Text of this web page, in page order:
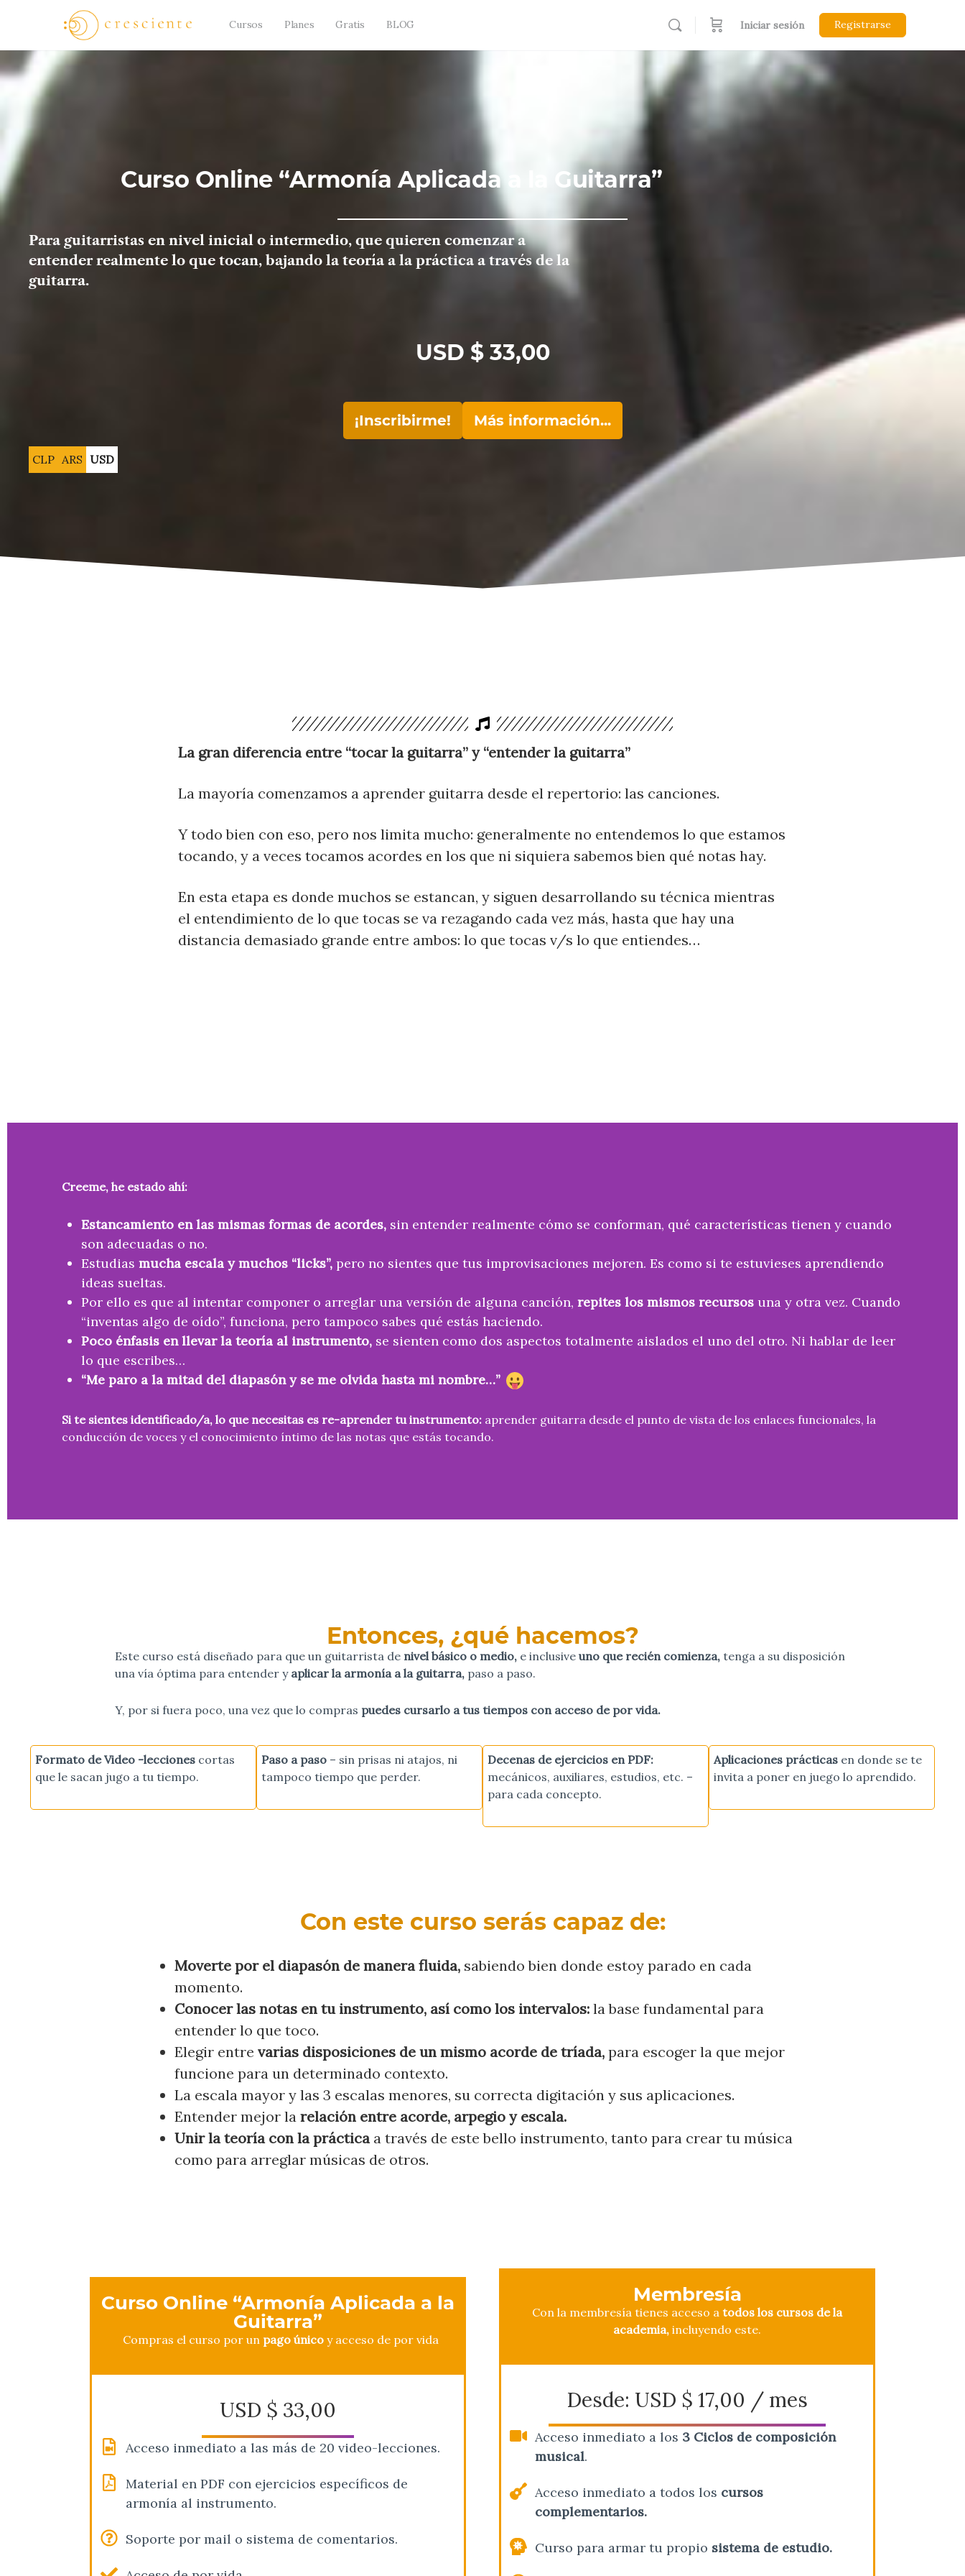
Cursos Planes Gratis BLOG Iniciar sesión Registrarse
Curso Online “Armonía Aplicada a la Guitarra”
Para guitarristas ennivel inicial o intermedio,que quieren comenzar a
entender realmente lo que tocan,bajando la teoría a la práctica a través de la
guitarra.
USD $33,00
¡Inscribirme! Más información...
CLP ARS USD
La gran diferencia entre “tocar la guitarra” y “entender la guitarra”
La mayoría comenzamos a aprender guitarra desde el repertorio: las canciones.
Y todo bien con eso, pero nos limita mucho: generalmente no entendemos lo que estamos
tocando, y a veces tocamos acordes en los que ni siquiera sabemos bien qué notas hay.
En esta etapa es donde muchos se estancan, y siguen desarrollando su técnica mientras
el entendimiento de lo que tocas se va rezagando cada vez más, hasta que hay una
distancia demasiado grande entre ambos: lo que tocas v/s lo que entiendes…
Creeme, he estado ahí:
Estancamiento en las mismas formas de acordes, sin entender realmente cómo se conforman, qué características tienen y cuando
son adecuadas o no.
Estudiasmucha escala y muchos “licks”, pero no sientes que tus improvisaciones mejoren. Es como si te estuvieses aprendiendo
ideas sueltas.
Por ello es que al intentar componer o arreglar una versión de alguna canción,repites los mismos recursos una y otra vez. Cuando
“inventas algo de oído”, funciona, pero tampoco sabes qué estás haciendo.
Poco énfasis en llevar la teoría al instrumento, se sienten como dos aspectos totalmente aislados el uno del otro. Ni hablar de leer
lo que escribes…
“Me paro a la mitad del diapasón y se me olvida hasta mi nombre…”
Si te sientes identificado/a, lo que necesitas es re-aprender tu instrumento: aprender guitarra desde el punto de vista de los enlaces funcionales, la
conducción de voces y el conocimiento íntimo de las notas que estás tocando.
Entonces, ¿qué hacemos?
Este curso está diseñado para que un guitarrista de nivel básico o medio, e inclusive uno que recién comienza, tenga a su disposición
una vía óptima para entender y aplicar la armonía a la guitarra, paso a paso.
Y, por si fuera poco, una vez que lo compras puedes cursarlo a tus tiempos con acceso de por vida.
Formato de Video -lecciones cortas
que le sacan jugo a tu tiempo.
Paso a paso – sin prisas ni atajos, ni
tampoco tiempo que perder.
Decenas de ejercicios en PDF:
mecánicos, auxiliares, estudios, etc. –
para cada concepto.
Aplicaciones prácticas en donde se te
invita a poner en juego lo aprendido.
Con este curso serás capaz de:
Moverte por el diapasón de manera fluida, sabiendo bien donde estoy parado en cada
momento.
Conocer las notas en tu instrumento, así como los intervalos: la base fundamental para
entender lo que toco.
Elegir entre varias disposiciones de un mismo acorde de tríada, para escoger la que mejor
funcione para un determinado contexto.
La escala mayor y las 3 escalas menores, su correcta digitación y sus aplicaciones.
Entender mejor la relación entre acorde, arpegio y escala.
Unir la teoría con la práctica a través de este bello instrumento, tanto para crear tu música
como para arreglar músicas de otros.
Curso Online “Armonía Aplicada a la
Guitarra”
Compras el curso por un pago único y acceso de por vida
USD $ 33,00
Acceso inmediato a las más de 20 video-lecciones.
Material en PDF con ejercicios específicos de
armonía al instrumento.
Soporte por mail o sistema de comentarios.
Membresía
Con la membresía tienes acceso a todos los cursos de la
academia, incluyendo este.
Desde: USD $ 17,00 / mes
Acceso inmediato a los 3 Ciclos de composición
musical.
Acceso inmediato a todos los cursos
complementarios.
Curso para armar tu propio sistema de estudio.